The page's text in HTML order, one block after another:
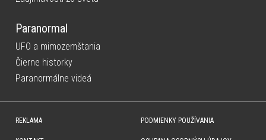
Paranormal
UFO a mimozemštania
Čierne historky
Paranormálne videá
REKLAMA PODMIENKY POUŽÍVANIA